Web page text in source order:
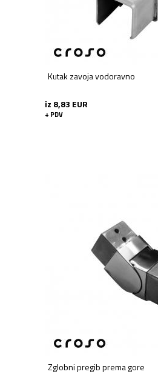
Kutak zavoja vodoravno
iz 8,83 EUR
+ PDV
Zglobni pregib prema gore